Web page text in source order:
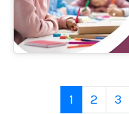
1 2 3